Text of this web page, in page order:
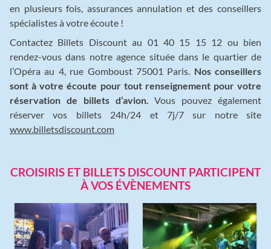
en plusieurs fois, assurances annulation et des conseillers
spécialistes à votre écoute !
Contactez Billets Discount au 01 40 15 15 12 ou bien
rendez-vous dans notre agence située dans le quartier de
l’Opéra au 4, rue Gomboust 75001 Paris. Nos conseillers
sont à votre écoute pour tout renseignement pour votre
réservation de billets d’avion.
Vous pouvez également
réserver vos billets 24h/24 et 7j/7 sur notre site
www.billetsdiscount.com
CROISIRIS ET BILLETS DISCOUNT PARTICIPENT
À VOS ÉVÈNEMENTS